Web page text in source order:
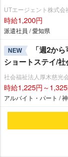
UTエージェント株式会
時給1,200円
派遣社員 / 愛知県
NEW
「週2か
ショートステイ/
社会福祉法人厚木慈光
時給1,225円～
アルバイト・パート /